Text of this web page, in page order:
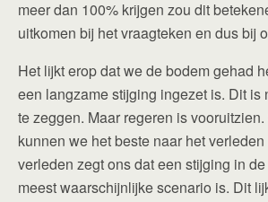
meer dan 100% krijgen zou dit
uitkomen bij het vraagteken en dus bij
Het lijkt erop dat we de bodem gehad
een langzame stijging ingezet is. Dit is
te zeggen. Maar regeren is
kunnen we het beste naar het
verleden zegt ons dat een stijging in
meest waarschijnlijke scenario is. Dit